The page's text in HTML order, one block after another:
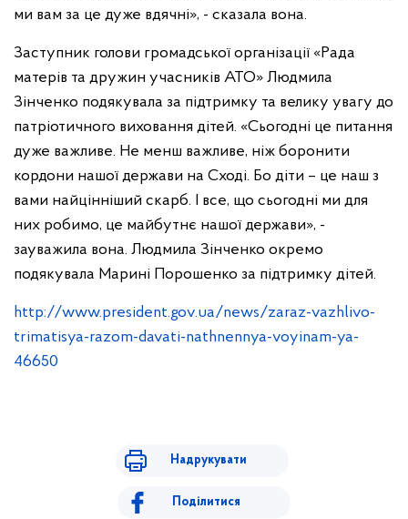
ми вам за це дуже вдячні», - сказала вона.
Заступник голови громадської організації «Рада
матерів та дружин учасників АТО» Людмила
Зінченко подякувала за підтримку та велику увагу до
патріотичного виховання дітей. «Сьогодні це питання
дуже важливе. Не менш важливе, ніж боронити
кордони нашої держави на Сході. Бо діти – це наш з
вами найцінніший скарб. І все, що сьогодні ми для
них робимо, це майбутнє нашої держави», -
зауважила вона. Людмила Зінченко окремо
подякувала Марині Порошенко за підтримку дітей.
http://www.president.gov.ua/news/zaraz-vazhlivo-
trimatisya-razom-davati-nathnennya-voyinam-ya-
46650
Надрукувати
Поділитися